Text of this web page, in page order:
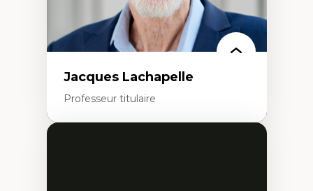
Enseignement et mentorat
Jacques Lachapelle
Professeur titulaire